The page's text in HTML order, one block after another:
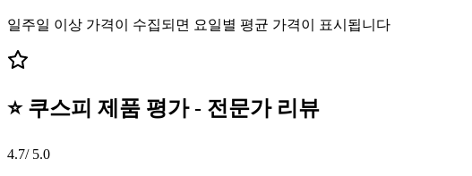
일주일 이상 가격이 수집되면 요일별 평균 가격이 표시됩니다
⭐ 쿠스피 제품 평가 - 전문가 리뷰
4.7/ 5.0